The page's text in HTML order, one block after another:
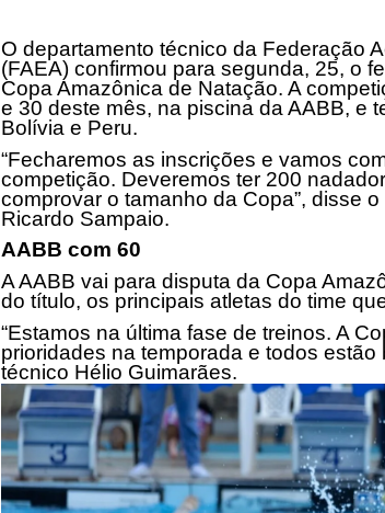
O departamento técnico da Federação
(FAEA) confirmou para segunda, 25, o
Copa Amazônica de Natação. A
e 30 deste mês, na piscina da AABB, e
Bolívia e Peru.
“Fecharemos as inscrições e vamos
competição. Deveremos ter 200
comprovar o tamanho da Copa”, disse
Ricardo Sampaio.
AABB com 60
A AABB vai para disputa da Copa
do título, os principais atletas do time
“Estamos na última fase de treinos. A
prioridades na temporada e todos estão
técnico Hélio Guimarães.